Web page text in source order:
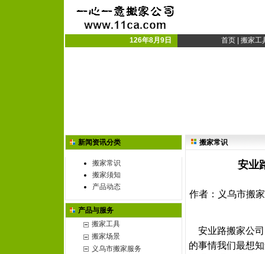
126年8月9日 首页| 搬家工
新闻资讯分类
搬家常识
搬家须知
产品动态
产品与服务
搬家工具
搬家场景
义乌市搬家服务
搬家常识
安业
作者：义乌市搬
安业路搬家公司
的事情我们最想